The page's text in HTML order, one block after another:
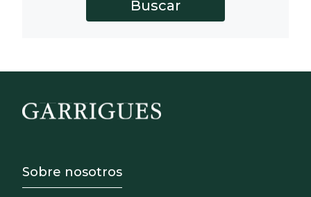
Footer - Sobre Nosotros
Sobre nosotros